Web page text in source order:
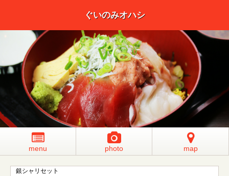
ぐいのみオハシ
menu photo map
銀シャリセット